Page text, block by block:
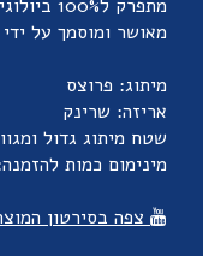
מתפרק ל100% ביולוגי.
מאושר ומוסמך על ידי TUV
מיתוג: פרוצס
אריזה: שרינק
שטח מיתוג גדול
מינימום כמות להזמנה: 300
צפה בסירטון